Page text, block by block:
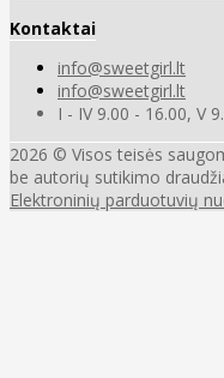
Kontaktai
info@sweetgirl.lt
info@sweetgirl.lt
I - IV 9.00 - 16.00, V
2026 © Visos teisės
be autorių sutikimo
Elektroninių parduotuvių